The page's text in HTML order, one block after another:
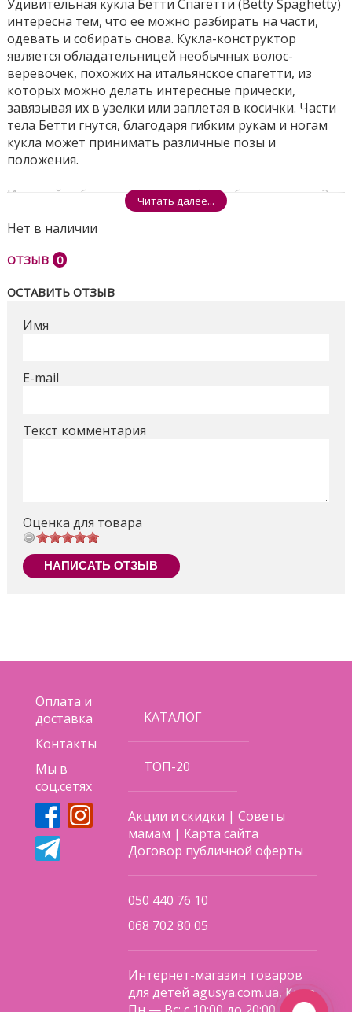
Удивительная кукла Бетти Спагетти (Betty Spaghetty)
интересна тем, что ее можно разбирать на части,
одевать и собирать снова. Кукла-конструктор
является обладательницей необычных волос-
веревочек, похожих на итальянское спагетти, из
которых можно делать интересные прически,
завязывая их в узелки или заплетая в косички. Части
тела Бетти гнутся, благодаря гибким рукам и ногам
кукла может принимать различные позы и
положения.
Игровой набор включает в себя: разборная кукла; 2
хвоста-шиньона; 2 пары обуви; 3 заколки для волос;
12 бусинок; 6 резинок для волос; 3 спиральки для
вертикально.
У куклы Бэтти есть три комплекта одежды для
- наряд для школьных занятий : разноцветная юбка и
розового цвета, украшенное цветами;
команды.
Упаковка: картонно-слюдяной блистер 26х6х29 см
Поделиться
Читать далее...
Нет в наличии
ОТЗЫВ 0
ОСТАВИТЬ ОТЗЫВ
Имя
E-mail
Текст комментария
Оценка для товара
НАПИСАТЬ ОТЗЫВ
Оплата и
доставка
Контакты
Мы в
соц.сетях
КАТАЛОГ
ТОП-20
Акции и скидки |Советы
мамам | Карта сайта
Договор публичной оферты
050 440 76 10
068 702 80 05
Интернет-магазин товаров
для детей agusya.com.ua, Киев